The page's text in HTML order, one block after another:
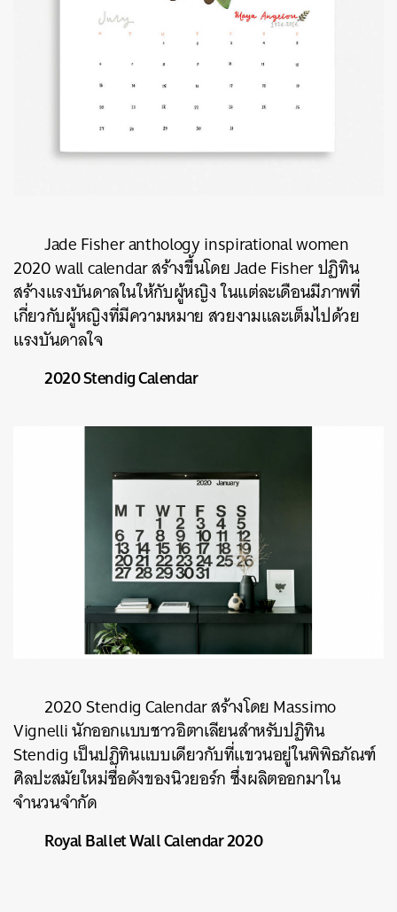
Jade Fisher anthology inspirational women
2020 wall calendar สร้างขึ้นโดย Jade Fisher ปฏิทิน
สร้างแรงบันดาลในให้กับผู้หญิง ในแต่ละเดือนมีภาพที่
เกี่ยวกับผู้หญิงที่มีความหมาย สวยงามและเต็มไปด้วย
แรงบันดาลใจ
2020 Stendig Calendar
2020 Stendig Calendar สร้างโดย Massimo
Vignelli นักออกแบบชาวอิตาเลียนสำหรับปฏิทิน
Stendig เป็นปฏิทินแบบเดียวกับที่แขวนอยู่ในพิพิธภัณฑ์
ศิลปะสมัยใหม่ชื่อดังของนิวยอร์ก ซึ่งผลิตออกมาใน
จำนวนจำกัด
Royal Ballet Wall Calendar 2020